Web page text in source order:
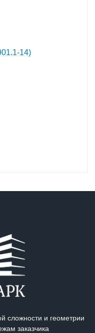
сложности и геометрии
заказчика